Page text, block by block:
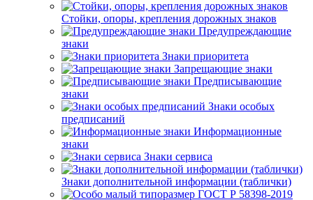
Стойки, опоры, крепления дорожных знаков
Предупреждающие
знаки
Знаки приоритета
Запрещающие знаки
Предписывающие
знаки
Знаки особых
предписаний
Информационные
знаки
Знаки сервиса
Знаки дополнительной информации (таблички)